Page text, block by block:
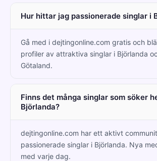
Hur hittar jag passionerade singlar i
Gå med i dejtingonline.com gratis och
profiler av attraktiva singlar i Björlanda
Götaland.
Finns det många singlar som söker
Björlanda?
dejtingonline.com har ett aktivt
passionerade singlar i Björlanda. Nya
med varje dag.